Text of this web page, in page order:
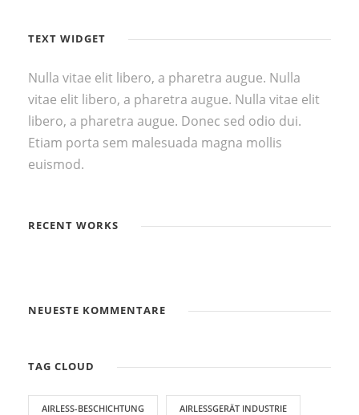
TEXT WIDGET
Nulla vitae elit libero, a pharetra augue. Nulla
vitae elit libero, a pharetra augue. Nulla vitae elit
libero, a pharetra augue. Donec sed odio dui.
Etiam porta sem malesuada magna mollis
euismod.
RECENT WORKS
NEUESTE KOMMENTARE
TAG CLOUD
AIRLESS-BESCHICHTUNG AIRLESSGERÄT INDUSTRIE